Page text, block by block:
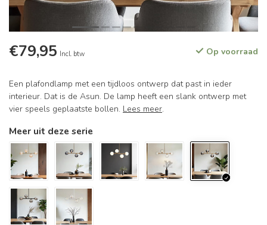
€79,95 Incl. btw Op voorraad
Een plafondlamp met een tijdloos ontwerp dat past in ieder
interieur. Dat is de Asun. De lamp heeft een slank ontwerp met
vier speels geplaatste bollen. Lees meer.
Meer uit deze serie